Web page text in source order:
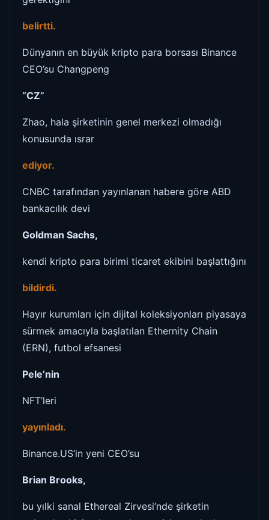
belirtti.
Dünyanın en büyük kripto para borsası Binance
CEO’su Changpeng
“CZ”
Zhao, hala şirketinin genel merkezi olmadığı
konusunda ısrar
ediyor.
CNBC tarafından yayınlanan habere göre ABD
bankacılık devi
Goldman Sachs,
kendi kripto para birimi ticaret ekibini başlattığını
bildirdi.
Hayır kurumları için dijital koleksiyonları piyasaya
sürmek amacıyla başlatılan Ethernity Chain
(ERN), futbol efsanesi
Pele’nin
NFT’leri
yayınladı.
Binance.US’in yeni CEO’su
Brian Brooks,
bu yılki sanal Ethereal Zirvesi’nde şirketin